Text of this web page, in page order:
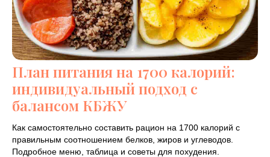
План питания на 1700 калорий:
индивидуальный подход с
балансом КБЖУ
Как самостоятельно составить рацион на 1700 калорий с
правильным соотношением белков, жиров и углеводов.
Подробное меню, таблица и советы для похудения.